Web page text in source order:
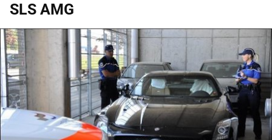
SLS AMG